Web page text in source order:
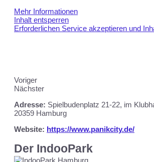
Mehr Informationen
Inhalt entsperren
Erforderlichen Service akzeptieren und
Voriger
Nächster
Adresse: Spielbudenplatz 21-22, im
20359 Hamburg
Website: https://www.panikcity.de/
Der IndooPark